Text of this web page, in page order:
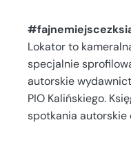
Lokator to
specjalnie
autorskie
PIO Kalińskiego.
spotkania autorskie